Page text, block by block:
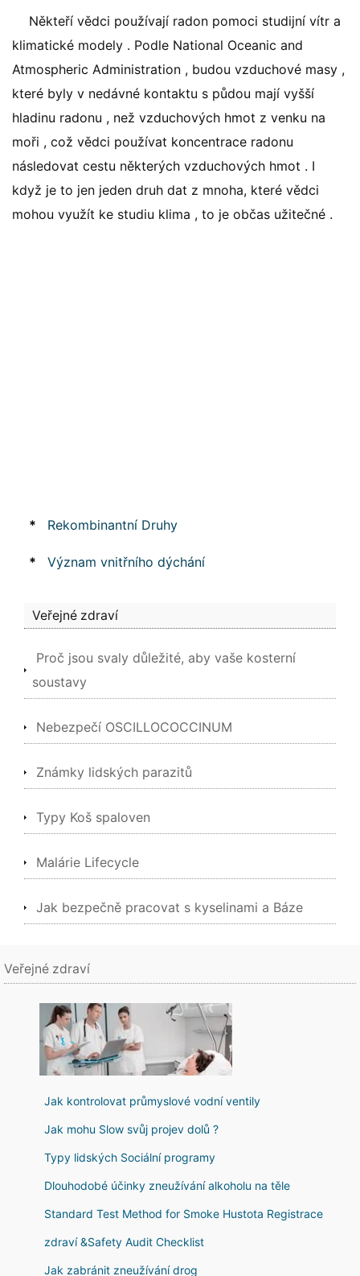
Někteří vědci používají radon pomoci studijní vítr a
klimatické modely . Podle National Oceanic and
Atmospheric Administration , budou vzduchové masy ,
které byly v nedávné kontaktu s půdou mají vyšší
hladinu radonu , než vzduchových hmot z venku na
moři , což vědci používat koncentrace radonu
následovat cestu některých vzduchových hmot . I
když je to jen jeden druh dat z mnoha, které vědci
mohou využít ke studiu klima , to je občas užitečné .
* Rekombinantní Druhy
* Význam vnitřního dýchání
Veřejné zdraví
Proč jsou svaly důležité, aby vaše kosterní
soustavy
Nebezpečí OSCILLOCOCCINUM
Známky lidských parazitů
Typy Koš spaloven
Malárie Lifecycle
Jak bezpečně pracovat s kyselinami a Báze
Veřejné zdraví
Jak kontrolovat průmyslové vodní ventily
Jak mohu Slow svůj projev dolů ?
Typy lidských Sociální programy
Dlouhodobé účinky zneužívání alkoholu na těle
Standard Test Method for Smoke Hustota Registrace
zdraví &Safety Audit Checklist
Jak zabránit zneužívání drog